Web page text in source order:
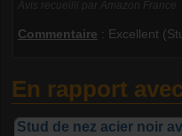
Commentaire : Excellent
En rapport
Stud de nez acier noir